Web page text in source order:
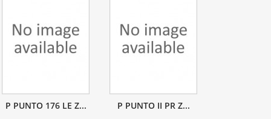
P PUNTO 176 LE Z... P PUNTO II PR Z...